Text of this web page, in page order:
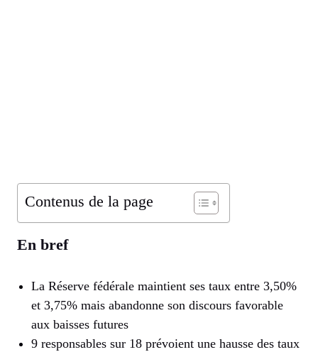
Contenus de la page
En bref
La Réserve fédérale maintient ses taux entre 3,50%
et 3,75% mais abandonne son discours favorable
aux baisses futures
9 responsables sur 18 prévoient une hausse des taux